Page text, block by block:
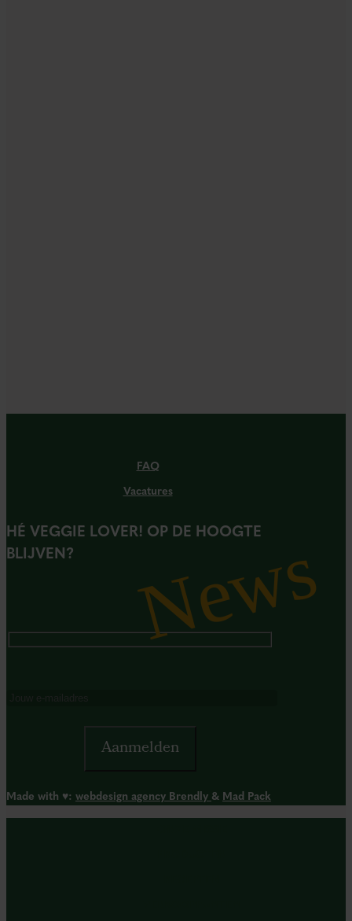
FAQ
Vacatures
HÉ VEGGIE LOVER! OP DE HOOGTE
BLIJVEN?
News
Made with ♥︎: webdesign agency Brendly & Mad Pack